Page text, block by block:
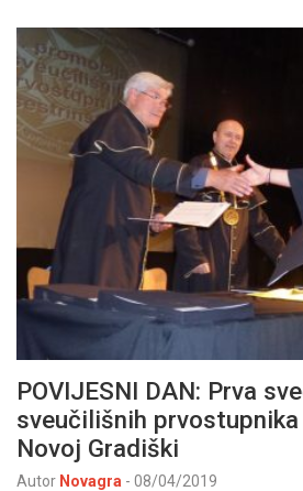
POVIJESNI DAN: Prva
sveučilišnih
Novoj Gradiški
Autor Novagra - 08/04/2019